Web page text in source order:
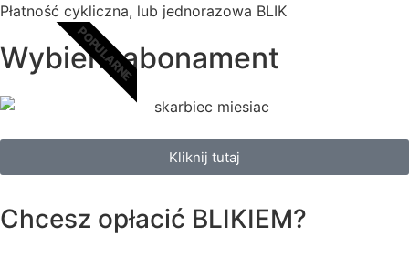
Płatność cykliczna, lub jednorazowa BLIK
POPULARNE
Wybierz abonament
Kliknij tutaj
Chcesz opłacić BLIKIEM?